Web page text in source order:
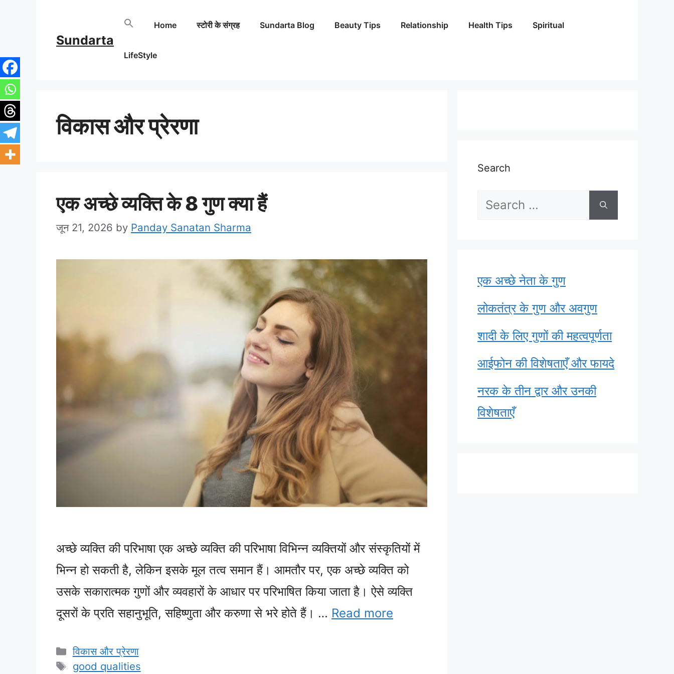
content
Sundarta
Home स्टोरी के संग्रह Sundarta Blog Beauty Tips Relationship Health Tips Spiritual
LifeStyle
विकास और प्रेरणा
एक अच्छे व्यक्ति के 8 गुण क्या हैं
जून 21, 2026 by Panday Sanatan Sharma
अच्छे व्यक्ति की परिभाषा एक अच्छे व्यक्ति की परिभाषा विभिन्न व्यक्तियों और संस्कृतियों में
भिन्न हो सकती है, लेकिन इसके मूल तत्व समान हैं। आमतौर पर, एक अच्छे व्यक्ति को
उसके सकारात्मक गुणों और व्यवहारों के आधार पर परिभाषित किया जाता है। ऐसे व्यक्ति
दूसरों के प्रति सहानुभूति, सहिष्णुता और करुणा से भरे होते हैं। … Read more
Categories
विकास और प्रेरणा
Tags
good qualities
Search
Search
एक अच्छे नेता के गुण
लोकतंत्र के गुण और अवगुण
शादी के लिए गुणों की महत्वपूर्णता
आईफोन की विशेषताएँ और फायदे
नरक के तीन द्वार और उनकी
विशेषताएँ